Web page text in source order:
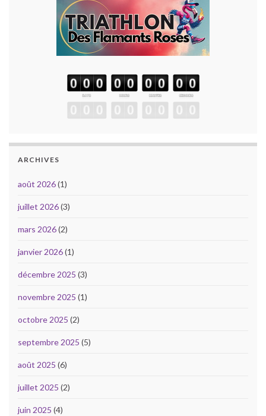
ARCHIVES
août 2026(1)
juillet 2026(3)
mars 2026(2)
janvier 2026(1)
décembre 2025 (3)
novembre 2025 (1)
octobre 2025 (2)
septembre 2025 (5)
août 2025 (6)
juillet 2025 (2)
juin 2025 (4)